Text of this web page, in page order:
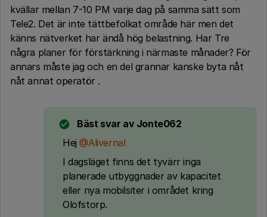
kvällar mellan 7-10 PM varje dag på samma sätt som
Tele2. Det är inte tättbefolkat område här men det
känns nätverket har ändå hög belastning. Har Tre
några planer för förstärkning i närmaste månader? För
annars måste jag och en del grannar kanske byta nåt
nåt annat operatör .
Bäst svar av Jonte062
Hej ​@Alivernal
I dagsläget finns det tyvärr inga
planerade utbyggnader av kapacitet
eller nya mobilsiter i området kring
Olofstorp.